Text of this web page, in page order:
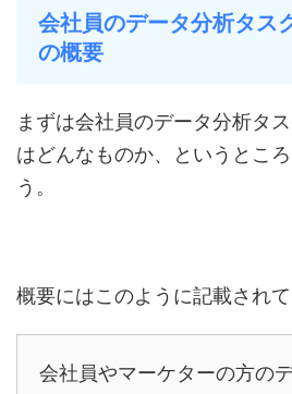
会社員のデータ分析タス
の概要
まずは会社員のデータ分析タ
はどんなものか、というとこ
う。
概要にはこのように記載されて
会社員やマーケターの方の